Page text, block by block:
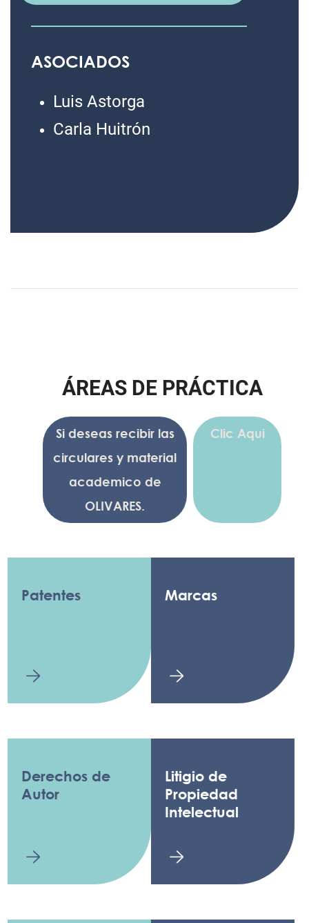
ASOCIADOS
Luis Astorga
Carla Huitrón
ÁREAS DE PRÁCTICA
Si deseas recibir las
circulares y material
academico de
OLIVARES.
Clic Aqui
Patentes Marcas
Derechos de
Autor
Litigio de
Propiedad
Intelectual